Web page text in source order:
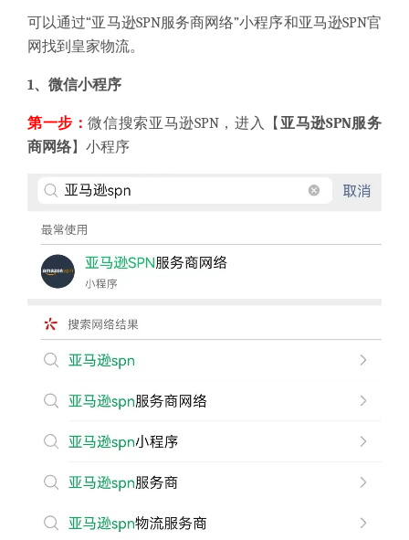
可以通过“亚马逊SPN服务商网络”小程序和亚马逊SPN官
网找到皇家物流。
1、微信小程序
第一步：微信搜索亚马逊SPN，进入【 亚马逊SPN服务
商网络】小程序